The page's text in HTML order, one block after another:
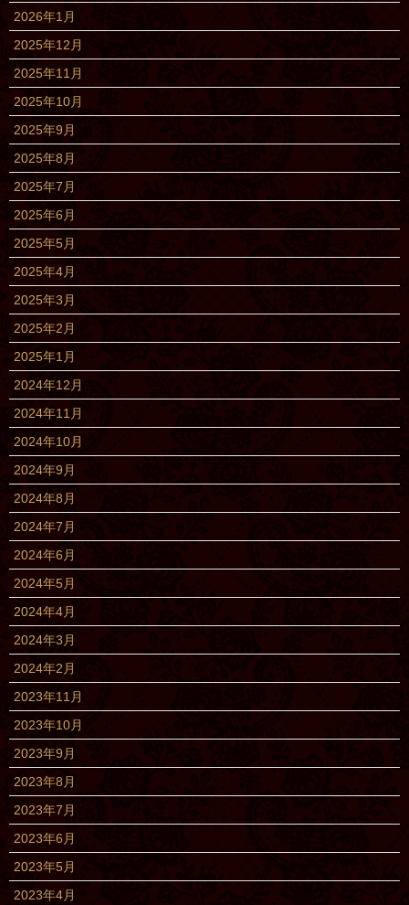
2026年1月
2025年12月
2025年11月
2025年10月
2025年9月
2025年8月
2025年7月
2025年6月
2025年5月
2025年4月
2025年3月
2025年2月
2025年1月
2024年12月
2024年11月
2024年10月
2024年9月
2024年8月
2024年7月
2024年6月
2024年5月
2024年4月
2024年3月
2024年2月
2023年11月
2023年10月
2023年9月
2023年8月
2023年7月
2023年6月
2023年5月
2023年4月